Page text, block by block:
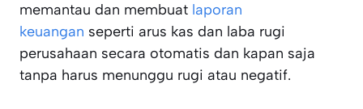
memantau dan membuat laporan
keuangan seperti arus kas dan laba rugi
perusahaan secara otomatis dan kapan saja
tanpa harus menunggu rugi atau negatif.